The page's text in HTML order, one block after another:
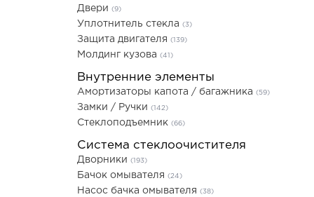
Двери (9)
Уплотнитель стекла (3)
Защита двигателя (139)
Молдинг кузова (41)
Внутренние элементы
Амортизаторы капота / багажника (59)
Замки / Ручки (142)
Стеклоподъемник (66)
Система стеклоочистителя
Дворники (193)
Бачок омывателя (24)
Насос бачка омывателя (38)